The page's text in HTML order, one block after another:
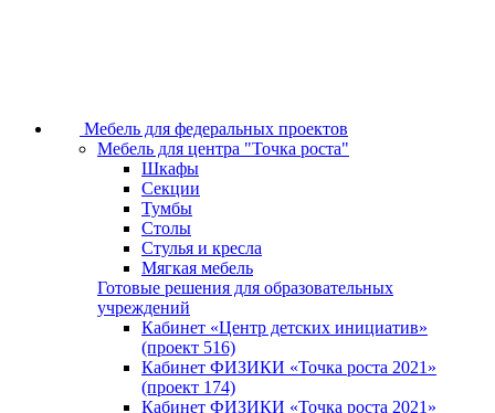
Мебель для федеральных проектов
Мебель для центра "Точка роста"
Шкафы
Секции
Тумбы
Столы
Стулья и кресла
Мягкая мебель
Готовые решения для образовательных
учреждений
Кабинет «Центр детских инициатив»
(проект 516)
Кабинет ФИЗИКИ «Точка роста 2021»
(проект 174)
Кабинет ФИЗИКИ «Точка роста 2021»